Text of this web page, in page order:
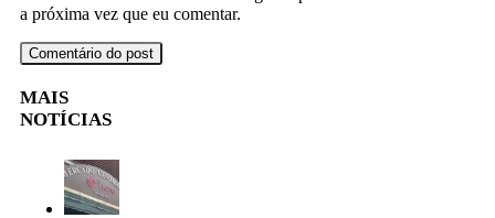
a próxima vez que eu comentar.
MAIS
NOTÍCIAS